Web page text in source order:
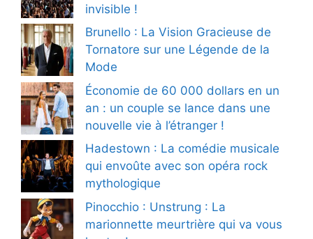
invisible !
Brunello : La Vision Gracieuse de
Tornatore sur une Légende de la
Mode
Économie de 60 000 dollars en un
an : un couple se lance dans une
nouvelle vie à l’étranger !
Hadestown : La comédie musicale
qui envoûte avec son opéra rock
mythologique
Pinocchio : Unstrung : La
marionnette meurtrière qui va vous